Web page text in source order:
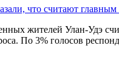
что считают
жителей Улан-Удэ
По 3% голосов